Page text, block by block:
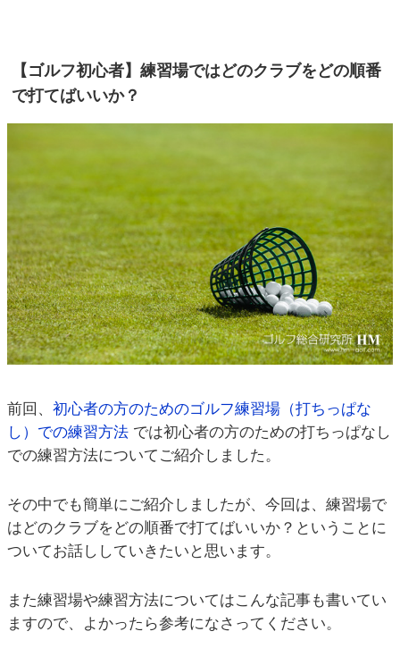
【ゴルフ初心者】練習場ではどのクラブをどの順番
で打てばいいか？
前回、 初心者の方のためのゴルフ練習場（打ちっぱな
し）での練習方法 では初心者の方のための打ちっぱなし
での練習方法についてご紹介しました。
その中でも簡単にご紹介しましたが、今回は、練習場で
はどのクラブをどの順番で打てばいいか？ということに
ついてお話ししていきたいと思います。
また練習場や練習方法についてはこんな記事も書いてい
ますので、よかったら参考になさってください。